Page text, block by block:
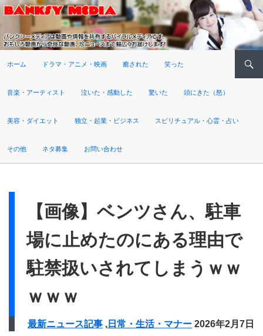
ホーム ドラマ・アニメ・映画 癒された 笑った
音楽・アーティスト 泣いた・感動した 驚いた 頭にきた（怒）
美容・ダイエット 独立・起業・ビジネス スピリチュアル・心霊・占い
その他 ネタ募集 お問い合わせ
【画像】ベンツさん、駐車
場に止めたのにある理由で
駐禁扱いされてしまうｗｗ
ｗｗｗ
最新ニュース記事 , 日常・生活・マナー 2026年2月7日